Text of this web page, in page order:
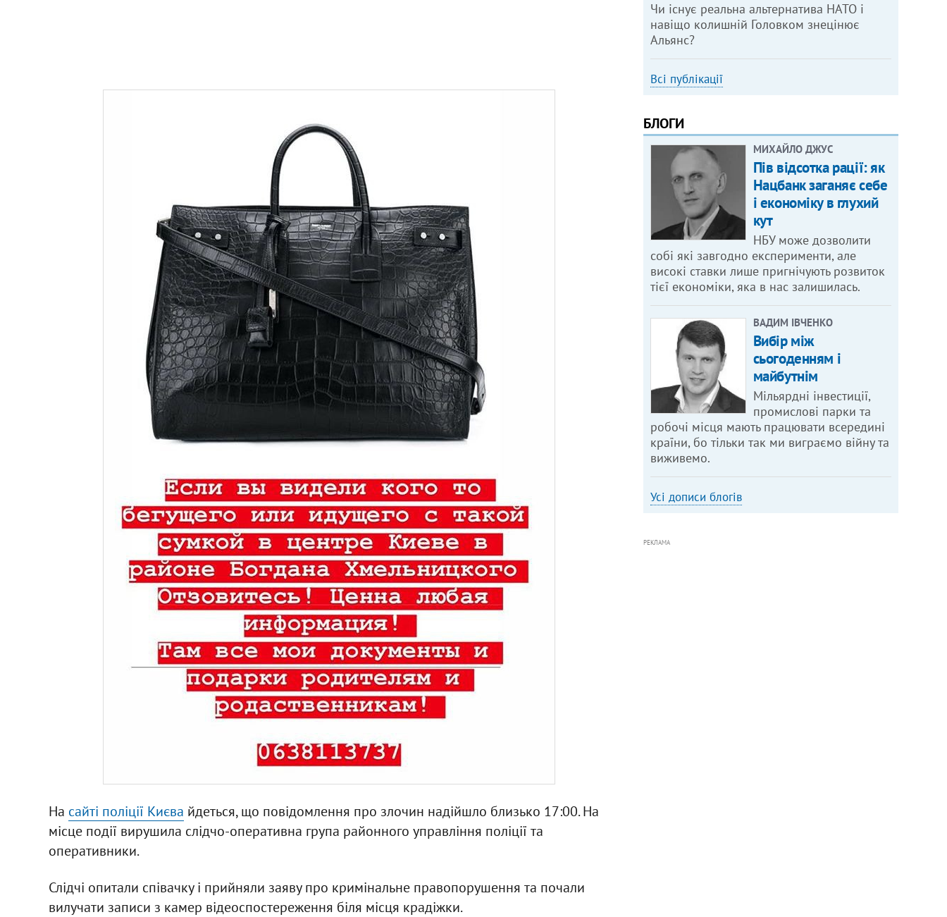
На сайті поліції Києва йдеться, що повідомлення про злочин надійшло близько 17:00. На
місце події вирушила слідчо-оперативна група районного управління поліції та
оперативники.
Слідчі опитали співачку і прийняли заяву про кримінальне правопорушення та почали
вилучати записи з камер відеоспостереження біля місця крадіжки.
Чи існує реальна альтернатива НАТО і
навіщо колишній Головком знецінює
Альянс?
Всі публікації
БЛОГИ
МИХАЙЛО ДЖУС
Пів відсотка рації: як
Нацбанк заганяє себе
і економіку в глухий
кут
НБУ може дозволити
собі які завгодно експерименти, але
високі ставки лише пригнічують розвиток
тієї економіки, яка в нас залишилась.
ВАДИМ ІВЧЕНКО
Вибір між
сьогоденням і
майбутнім
Мільярдні інвестиції,
промислові парки та
робочі місця мають працювати всередині
країни, бо тільки так ми виграємо війну та
виживемо.
Усі дописи блогів
РЕКЛАМА